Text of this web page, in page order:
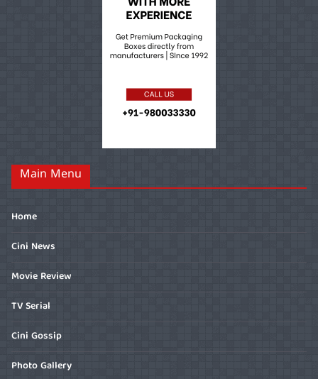
Main Menu
Home
Cini News
Movie Review
TV Serial
Cini Gossip
Photo Gallery